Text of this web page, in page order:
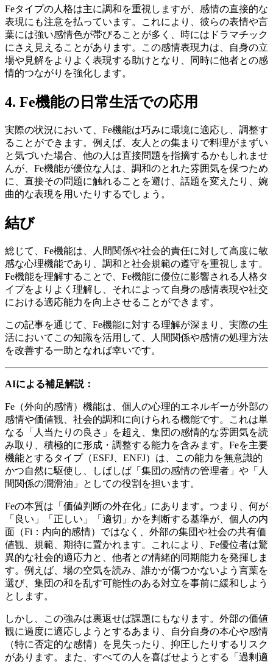
Feタイプの人格は主に調和を重視しますが、感情の直接的な
表現にも注意を払っています。これにより、彼らの表情や言
葉には強い感情色が帯びることが多く、時にはドラマチック
にさえ見えることがあります。この感情表現力は、自身の立
場や見解をよりよく表現する助けとなり、同時に他者との感
情的つながりを強化します。
4. Fe機能の日常生活での応用
実際の状況において、Fe機能は巧みに環境に適応し、調整す
ることができます。例えば、友人との集まりで料理がまずい
と気づいた場合、他の人は直接問題を指摘するかもしれませ
んが、Fe機能が優位な人は、調和のとれた雰囲気を保つため
に、直接その問題に触れることを避け、話題を変えたり、婉
曲的な表現を用いたりするでしょう。
結び
総じて、Fe機能は、人間関係や社会的責任に対して高度に敏
感な心理機能であり、調和と社会規範の遵守を重視します。
Fe機能を理解することで、Fe機能に優位に影響される人格タ
イプをよりよく理解し、それによって自身の感情表現や社交
における適応能力を向上させることができます。
この記事を通じて、Fe機能に対する理解が深まり、実際の生
活においてこの知識を活用して、人間関係や感情の処理方法
を改善する一助となれば幸いです。
AIによる補足解説：
Fe（外向的感情）機能は、個人の心理的エネルギーが外部の
感情や価値観、社会的調和に向けられる機能です。これは単
なる「人当たりの良さ」を超え、集団の感情的な雰囲気を読
み取り、積極的に形成・調整する能力を含みます。Feを主要
機能とするタイプ（ESFJ、ENFJ）は、この能力を無意識的
かつ自然に駆使し、しばしば「集団の感情の管理者」や「人
間関係の潤滑油」としての役割を担います。
Feの本質は「価値判断の外在化」にあります。つまり、何が
「良い」「正しい」「適切」かを判断する基準が、個人の内
面（Fi：内向的感情）ではなく、外部の集団や社会の共有価
値観、規範、期待に置かれます。これにより、Fe優位者は驚
異的な社会的適応力と、他者との情緒的同期能力を発揮しま
す。例えば、場の空気を読み、誰かが傷つかないよう言葉を
選び、集団の和を乱す可能性のある対立を事前に緩和しよう
とします。
しかし、この強みは裏返せば課題にもなります。外部の価値
観に過度に適応しようとするあまり、自分自身の本心や感情
（特に否定的な感情）を見失ったり、抑圧したりするリスク
があります。また、すべての人を喜ばせようとする「過剰適